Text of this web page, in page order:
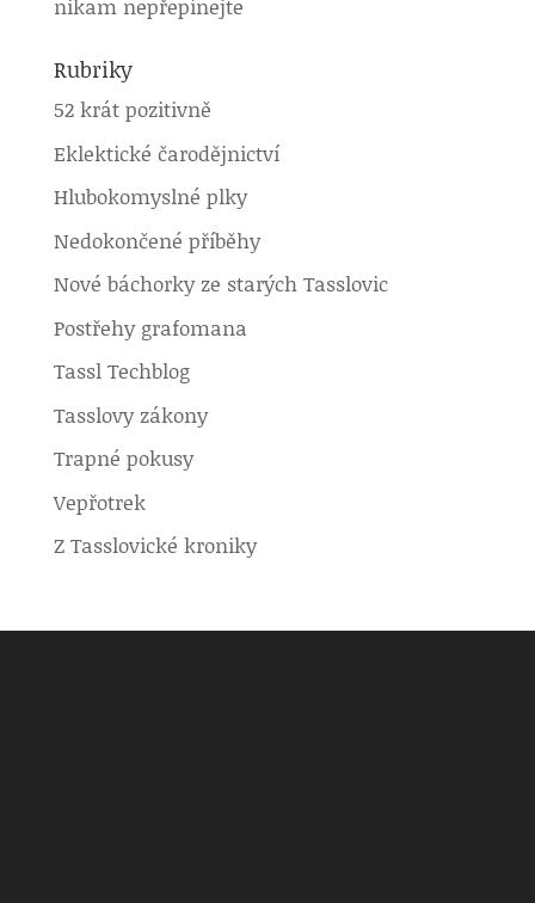
nikam nepřepínejte
Rubriky
52 krát pozitivně
Eklektické čarodějnictví
Hlubokomyslné plky
Nedokončené příběhy
Nové báchorky ze starých Tasslovic
Postřehy grafomana
Tassl Techblog
Tasslovy zákony
Trapné pokusy
Vepřotrek
Z Tasslovické kroniky